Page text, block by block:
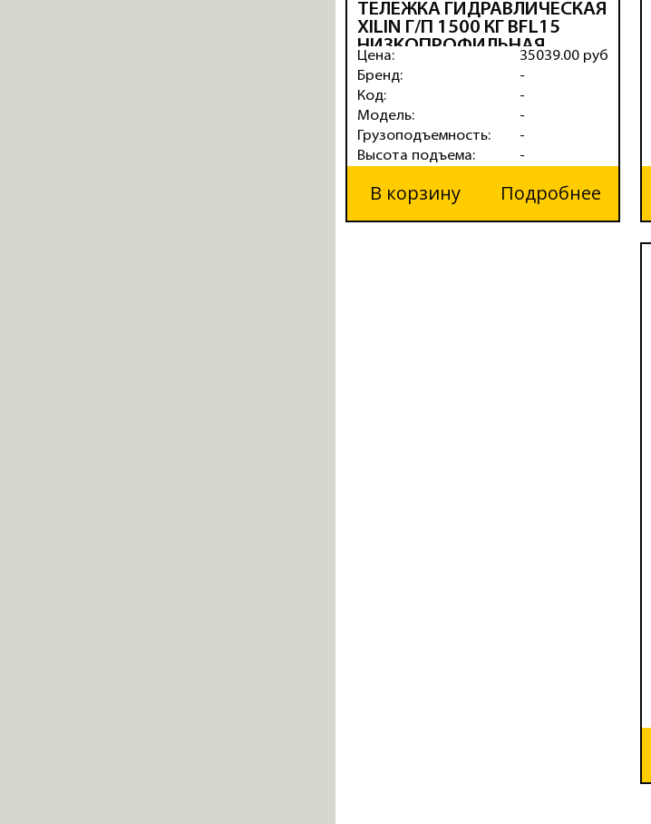
ТЕЛЕЖКА ГИДРАВЛИЧЕСКАЯ
XILIN Г/П 1500 КГ BFL15
НИЗКОПРОФИЛЬНАЯ
(ПОЛИУРЕТАН.КОЛЕСА)
Цена:
Бренд:
Код:
Модель:
Грузоподъемность:
Высота подъема:
35039.00 руб
-
-
-
-
-
В корзину Подробнее